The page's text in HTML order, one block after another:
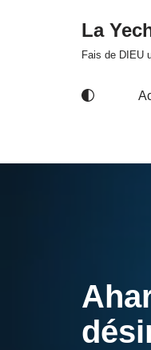
La
Fais de DIEU